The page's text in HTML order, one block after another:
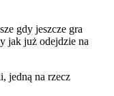
gdy jeszcze gra
jak już odejdzie na
jedną na rzecz